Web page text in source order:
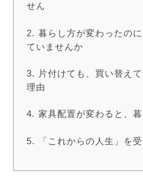
せん
暮らし方が変わったの
ていませんか
片付けても、買い替え
理由
家具配置が変わると、
「これからの人生」を